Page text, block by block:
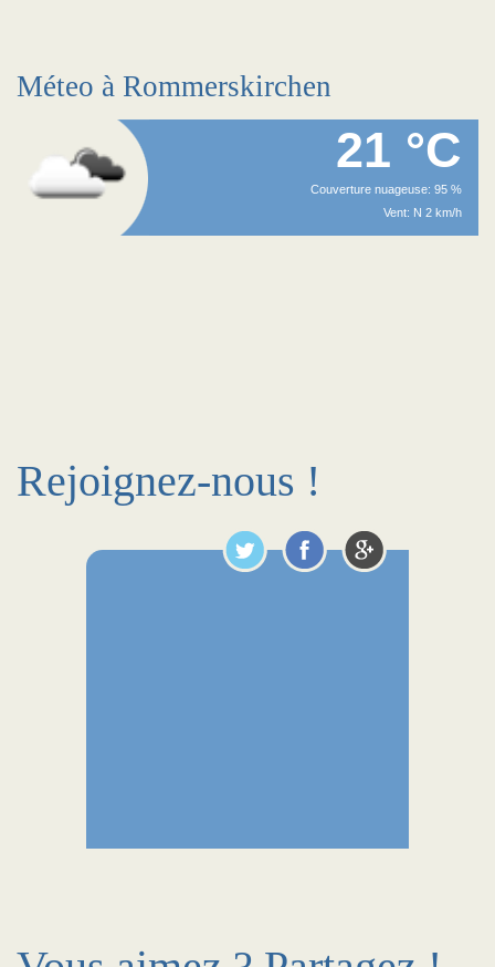
Méteo à Rommerskirchen
21 °C
Couverture nuageuse: 95 %
Vent: N 2 km/h
Rejoignez-nous !